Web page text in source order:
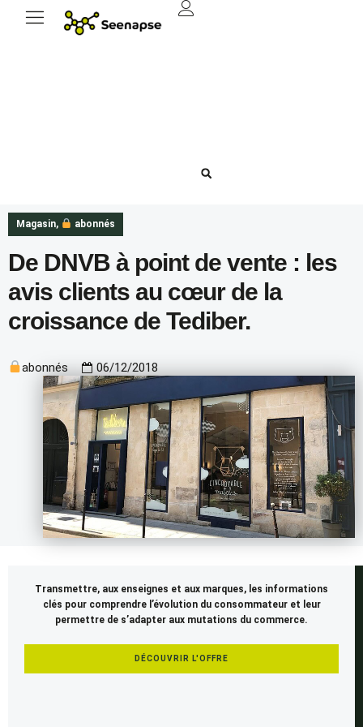
Magasin, abonnés
De DNVB à point de vente : les
avis clients au cœur de la
croissance de Tediber.
abonnés 06/12/2018
article
membres
Transmettre, aux enseignes et aux marques, les informations
clés pour comprendre l’évolution du consommateur et leur
permettre de s’adapter aux mutations du commerce.
DÉCOUVRIR L'OFFRE